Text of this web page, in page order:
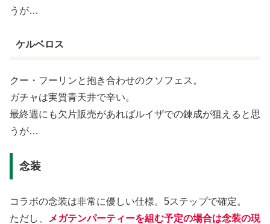
うが…
ケルベロス
クー・フーリンと抱き合わせのクソフェス。
ガチャは実質青天井で辛い。
最終週にも欠片販売があればルイザでの錬成が狙えると思
うが…
念装
コラボの念装は非常に優しい仕様。5ステップで確定。
ただし、
メ ガテンパーティーを組む予定の場合は念装の現